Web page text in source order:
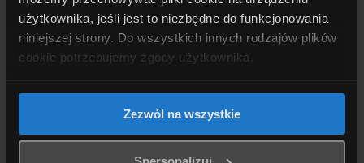
użytkownika, jeśli jest to niezbędne do funkcjonowania
niniejszej strony. Do wszystkich innych rodzajów plików
cookie potrzebujemy zgody użytkownika.
Dobrowolność zgody i możliwość jej wycofania.
Zgoda na stosowanie plików cookie jest dobrowolna. W
dowolnym momencie możesz wycofać swoją zgodę na
Zezwól na wszystkie
Numer oferty: ŁÓDŹ 387016
──────────────────────────────────────
Łodzi
Legenda do mapy przedstawiającej proponowane